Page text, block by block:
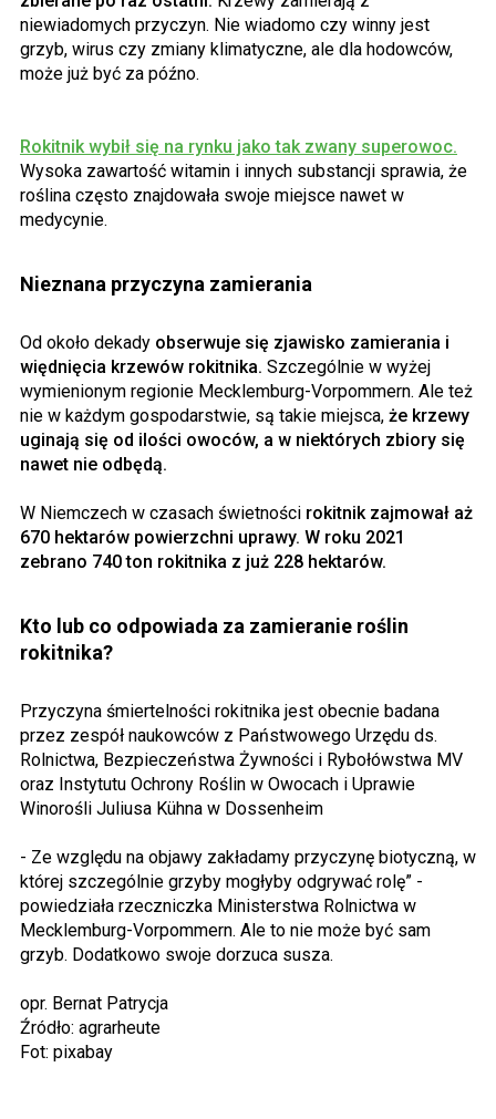
niewiadomych przyczyn. Nie wiadomo czy winny jest
grzyb, wirus czy zmiany klimatyczne, ale dla hodowców,
może już być za późno.
Rokitnik wybił się na rynku jako tak zwany superowoc.
Wysoka zawartość witamin i innych substancji sprawia, że
roślina często znajdowała swoje miejsce nawet w
medycynie.
Nieznana przyczyna zamierania
Od około dekady obserwuje się zjawisko zamierania i
więdnięcia krzewów rokitnika. Szczególnie w wyżej
wymienionym regionie Mecklemburg-Vorpommern. Ale też
nie w każdym gospodarstwie, są takie miejsca, że krzewy
uginają się od ilości owoców, a w niektórych zbiory się
nawet nie odbędą.
W Niemczech w czasach świetności rokitnik zajmował aż
670 hektarów powierzchni uprawy. W roku 2021
zebrano 740 ton rokitnika z już 228 hektarów.
Kto lub co odpowiada za zamieranie roślin
rokitnika?
Przyczyna śmiertelności rokitnika jest obecnie badana
przez zespół naukowców z Państwowego Urzędu ds.
Rolnictwa, Bezpieczeństwa Żywności i Rybołówstwa MV
oraz Instytutu Ochrony Roślin w Owocach i Uprawie
Winorośli Juliusa Kühna w Dossenheim
- Ze względu na objawy zakładamy przyczynę biotyczną, w
której szczególnie grzyby mogłyby odgrywać rolę” -
powiedziała rzeczniczka Ministerstwa Rolnictwa w
Mecklemburg-Vorpommern. Ale to nie może być sam
grzyb. Dodatkowo swoje dorzuca susza.
opr. Bernat Patrycja
Źródło: agrarheute
Fot: pixabay